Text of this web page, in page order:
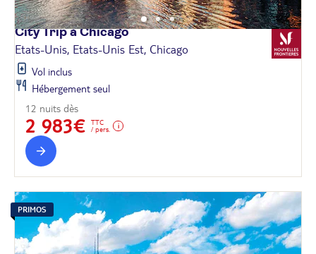
City Trip àChicago
Etats-Unis, Etats-Unis Est, Chicago
Vol inclus
Hébergement seul
12 nuits dès
2 983€
TTC
/ pers.
PRIMOS